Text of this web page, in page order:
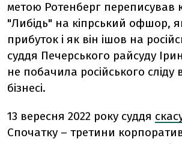
метою Ротенберг переписував
"Либідь" на кіпрський офшор,
прибуток і як він ішов на
суддя Печерського райсуду
не побачила російського сліду
бізнесі.
13 вересня 2022 року суддя
Спочатку – третини